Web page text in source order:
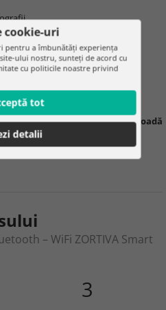
stimulatoare cardiace sau
întotdeauna aceeași perioadă
– WiFi ZORTIVA Smart
3
cookie-uri
pentru a îmbunătăți experiența
ului nostru, sunteți de acord cu
cu politicile noastre privind
tot
detalii